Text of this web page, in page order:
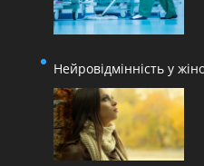
Нейровідмінність у
адаптації